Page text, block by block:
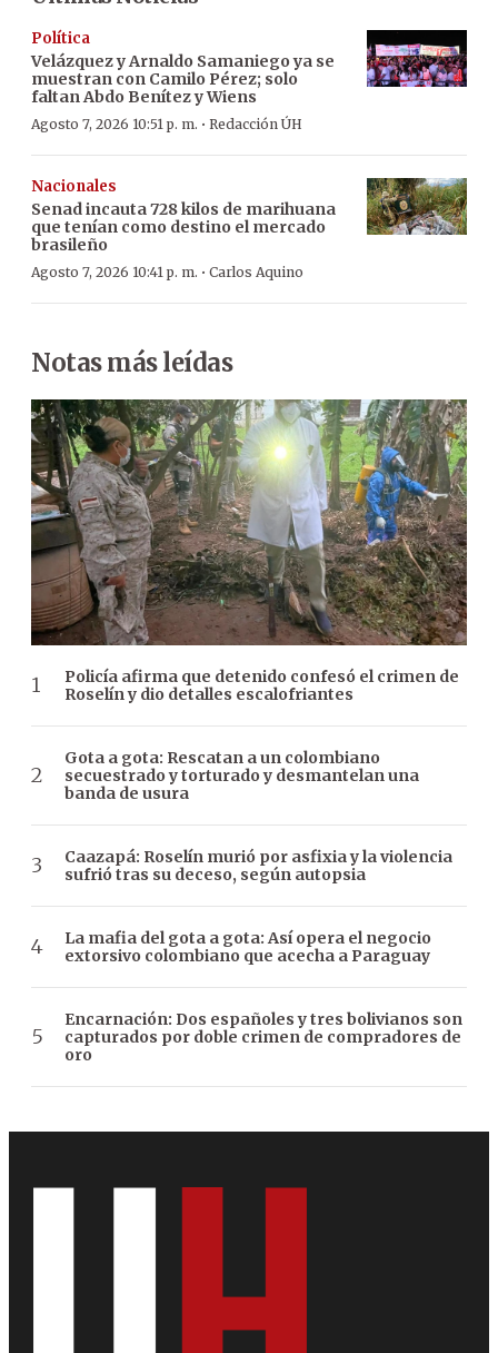
Política
Velázquez y Arnaldo Samaniego ya se
muestran con Camilo Pérez; solo
faltan Abdo Benítez y Wiens
Agosto 7, 2026 10:51 p. m. · Redacción ÚH
Nacionales
Senad incauta 728 kilos de marihuana
que tenían como destino el mercado
brasileño
Agosto 7, 2026 10:41 p. m. · Carlos Aquino
Notas más leídas
Policía afirma que detenido confesó el crimen de
Roselín y dio detalles escalofriantes
Gota a gota: Rescatan a un colombiano
secuestrado y torturado y desmantelan una
banda de usura
Caazapá: Roselín murió por asfixia y la violencia
sufrió tras su deceso, según autopsia
La mafia del gota a gota: Así opera el negocio
extorsivo colombiano que acecha a Paraguay
Encarnación: Dos españoles y tres bolivianos son
capturados por doble crimen de compradores de
oro